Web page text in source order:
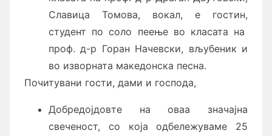
Славица Томова, вокал, е гостин,
студент по соло пеење во класата на
проф. д-р Горан Начевски, вљубеник и
во изворната македонска песна.
Почитувани гости, дами и господа,
Добредојдовте на оваа значајна
свеченост, со која одбележуваме 25